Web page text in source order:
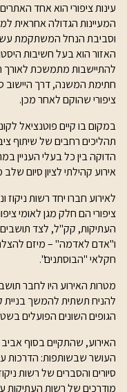
עינות ציפורי הוא אחד
המעיינות הגדולה אחראית
וסביבת הנחל המשתקמת
האזור הוא בעל חשיבות
להתיישבות מתמשכת לאורך
חתימת המשנה, דרך היישוב
ציפורי שהוקם לאחר מכן.
במקום בו קיים פוטנציאל
תהליכים רחבים של שיתוף
הדוקה בין כל בעלי העניין
אירוע קהילתי לציון סיום
לאירוע חברו יחד רשות ניקוז
ציפורי הם חלק מגן לאומי
העתיקות, קק"ל, לצד תושבים
ו"אדם לאדמה" – מיזם להצלת
חקלאי "הבוסתנים".
מטרות האירוע היו לחבר
להניח תשתית להמשך בניית
הגופים השונים הפועלים
העושר שבשותפות: הדרכות
סיורים והסברים של רשות
מודרכים של רשות העתיקות